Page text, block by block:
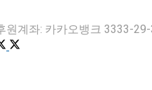
원계좌: 카카오뱅크 3333-